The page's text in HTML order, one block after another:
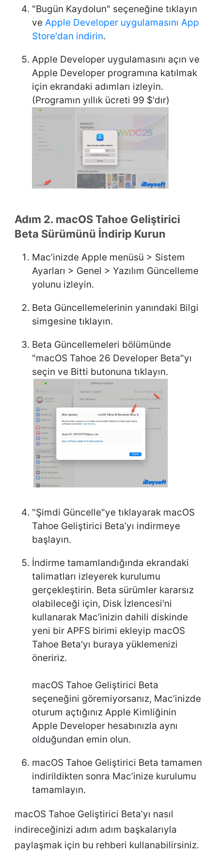
"Bugün Kaydolun" seçeneğine tıklayın
ve Apple Developer uygulamasını App
Store'dan indirin.
Apple Developer uygulamasını açın ve
Apple Developer programına katılmak
için ekrandaki adımları izleyin.
(Programın yıllık ücreti 99 $'dır)
Adım 2. macOS Tahoe Geliştirici
Beta Sürümünü İndirip Kurun
Mac’inizde Apple menüsü > Sistem
Ayarları > Genel > Yazılım Güncelleme
yolunu izleyin.
Beta Güncellemelerinin yanındaki Bilgi
simgesine tıklayın.
Beta Güncellemeleri bölümünde
"macOS Tahoe 26 Developer Beta"yı
seçin ve Bitti butonuna tıklayın.
"Şimdi Güncelle"ye tıklayarak macOS
Tahoe Geliştirici Beta’yı indirmeye
başlayın.
İndirme tamamlandığında ekrandaki
talimatları izleyerek kurulumu
gerçekleştirin. Beta sürümler kararsız
olabileceği için, Disk İzlencesi'ni
kullanarak Mac’inizin dahili diskinde
yeni bir APFS birimi ekleyip macOS
Tahoe Beta'yı buraya yüklemenizi
öneririz.
macOS Tahoe Geliştirici Beta
seçeneğini göremiyorsanız, Mac’inizde
oturum açtığınız Apple Kimliğinin
Apple Developer hesabınızla aynı
olduğundan emin olun.
macOS Tahoe Geliştirici Beta tamamen
indirildikten sonra Mac’inize kurulumu
tamamlayın.
macOS Tahoe Geliştirici Beta’yı nasıl
indireceğinizi adım adım başkalarıyla
paylaşmak için bu rehberi kullanabilirsiniz.